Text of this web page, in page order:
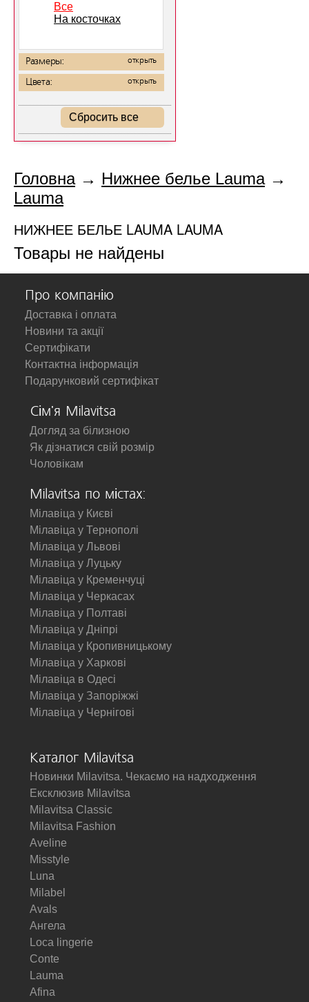
Все
На косточках
Размеры: открыть
Цвета: открыть
Сбросить все
Головна→ Нижнее белье Lauma→
Lauma
НИЖНЕЕ БЕЛЬЕ LAUMA LAUMA
Товары не найдены
Про компанію
Доставка і оплата
Новини та акції
Сертифікати
Контактна інформація
Подарунковий сертифікат
Сім'я Milavitsa
Догляд за білизною
Як дізнатися свій розмір
Чоловікам
Milavitsa по містах:
Мілавіца у Києві
Мілавіца у Тернополі
Мілавіца у Львові
Мілавіца у Луцьку
Мілавіца у Кременчуці
Мілавіца у Черкасах
Мілавіца у Полтаві
Мілавіца у Дніпрі
Мілавіца у Кропивницькому
Мілавіца у Харкові
Мілавіца в Одесі
Мілавіца у Запоріжжі
Мілавіца у Чернігові
Каталог Milavitsa
Новинки Milavitsa. Чекаємо на надходження
Ексклюзив Milavitsa
Milavitsa Classic
Milavitsa Fashion
Aveline
Misstyle
Luna
Milabel
Avals
Ангела
Loca lingerie
Conte
Lauma
Afina